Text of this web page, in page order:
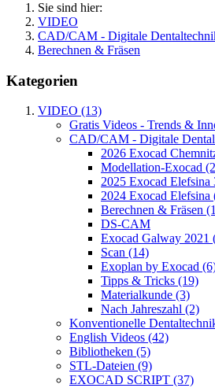
Sie sind hier:
VIDEO
CAD/CAM - Digitale
Berechnen & Fräsen
Kategorien
VIDEO (13)
Gratis Videos - Trends &
CAD/CAM - Digitale
2026 Exocad
Modellation-Exocad
2025 Exocad Elefsina
2024 Exocad Elefsina
Berechnen & Fräsen
DS-CAM
Exocad Galway 2021
Scan (14)
Exoplan by Exocad
Tipps & Tricks (19)
Materialkunde (3)
Nach Jahreszahl (2)
Konventionelle
English Videos (42)
Bibliotheken (5)
STL-Dateien (9)
EXOCAD SCRIPT (37)